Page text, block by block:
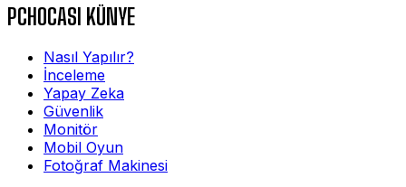
PCHOCASI KÜNYE
Nasıl Yapılır?
İnceleme
Yapay Zeka
Güvenlik
Monitör
Mobil Oyun
Fotoğraf Makinesi